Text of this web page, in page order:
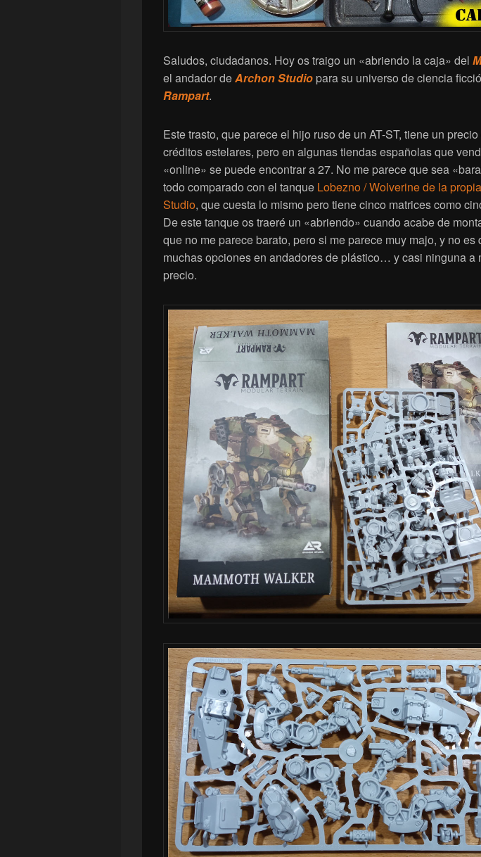
Saludos, ciudadanos. Hoy os traigo un «abriendo la caja» del
el andador deArchon Studio para su universo de ciencia
Rampart.
Este trasto, que parece el hijo ruso de un AT-ST, tiene un precio
créditos estelares, pero en algunas tiendas españolas que
«online» se puede encontrar a 27. No me parece que sea
todo comparado con el tanque Lobezno / Wolverine de la
Studio, que cuesta lo mismo pero tiene cinco matrices como
De este tanque os traeré un «abriendo» cuando acabe de
que no me parece barato, pero si me parece muy majo, y no es
muchas opciones en andadores de plástico… y casi ninguna a
precio.